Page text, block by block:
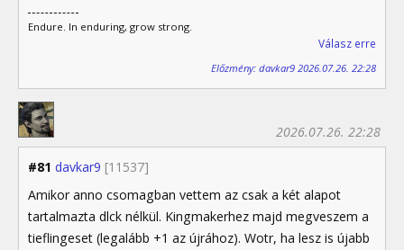
Endure. In enduring, grow strong.
Válasz erre
Előzmény: davkar9 2026.07.26. 22:28
#81 davkar9 [11537]
2026.07.26. 22:28
Amikor anno csomagban vettem az csak a két alapot
tartalmazta dlck nélkül. Kingmakerhez majd megveszem a
tieflingeset (legalább +1 az újrához). Wotr, ha lesz is újabb